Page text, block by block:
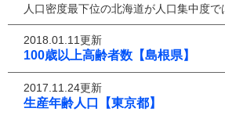
人口密度最下位の北海道が人口集中度で
2018.01.11更新
100歳以上高齢者数【島根県】
2017.11.24更新
生産年齢人口【東京都】